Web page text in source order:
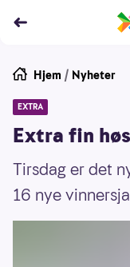
Hjem / Nyheter
EXTRA
Extra fin
Tirsdag er det
16 nye